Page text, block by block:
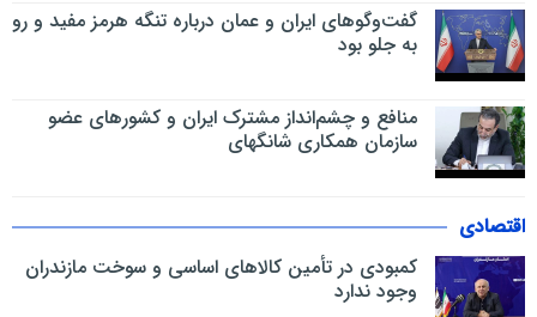
گفت‌وگوهای ایران و عمان درباره تنگه هرمز مفید و رو
به جلو بود
منافع و چشم‌انداز مشترک ایران و کشورهای عضو
سازمان همکاری شانگهای
اقتصادی
کمبودی در تأمین کالاهای اساسی و سوخت مازندران
وجود ندارد